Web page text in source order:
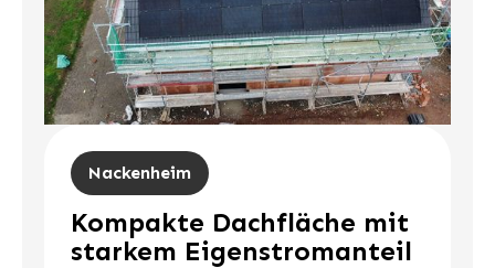
Nackenheim
Kompakte Dachfläche mit
starkem Eigenstromanteil